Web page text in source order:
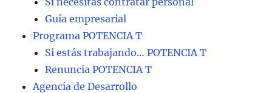
Guía empresarial
Programa POTENCIA T
Si estás trabajando… POTENCIA T
Renuncia POTENCIA T
Agencia de Desarrollo